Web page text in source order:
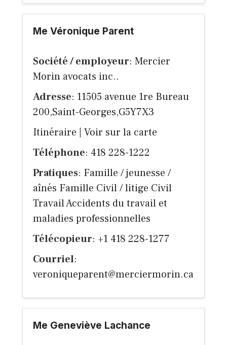
Me Véronique Parent
Société / employeur: Mercier
Morin avocats inc..
Adresse: 11505 avenue 1re Bureau
200,Saint-Georges,G5Y7X3
Itinéraire
Voir sur la carte
Téléphone: 418 228-1222
Pratiques: Famille / jeunesse /
aînés Famille Civil / litige Civil
Travail Accidents du travail et
maladies professionnelles
Télécopieur: +1 418 228-1277
Courriel:
veroniqueparent@merciermorin.ca
Me Geneviève Lachance